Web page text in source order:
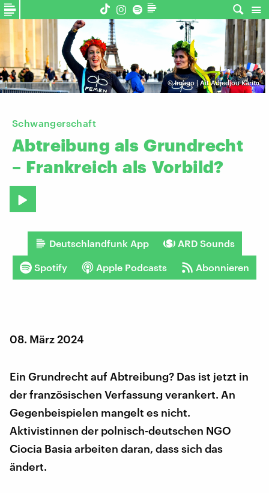
©Imago | Ait Adjedjou Karim
Schwangerschaft
Abtreibung als Grundrecht
– Frankreich als Vorbild?
Deutschlandfunk App ARD Sounds
Spotify Apple Podcasts Abonnieren
08. März 2024
Ein Grundrecht auf Abtreibung? Das ist jetzt in
der französischen Verfassung verankert. An
Gegenbeispielen mangelt es nicht.
Aktivistinnen der polnisch-deutschen NGO
Ciocia Basia arbeiten daran, dass sich das
ändert.